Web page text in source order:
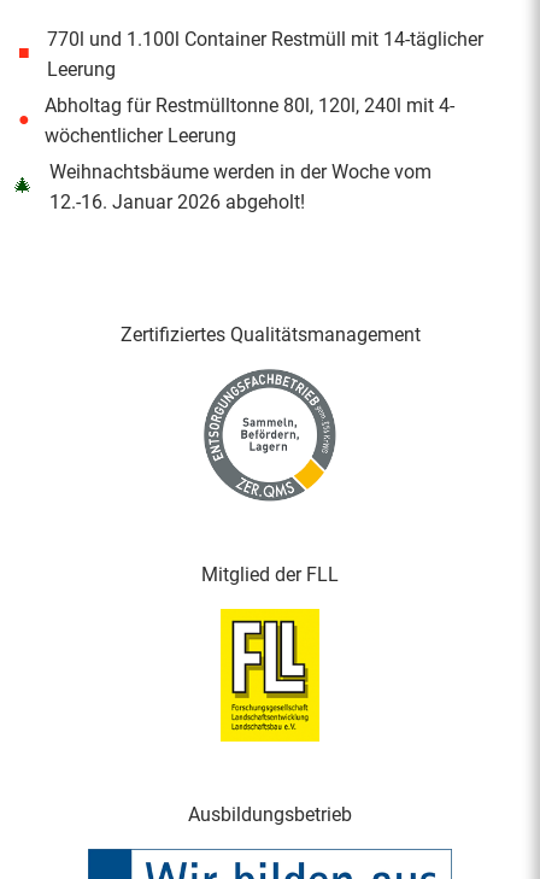
■
770l und 1.100l Container Restmüll mit 14-täglicher
Leerung
●
Abholtag für Restmülltonne 80l, 120l, 240l mit 4-
wöchentlicher Leerung
🎄
Weihnachtsbäume werden in der Woche vom
12.-16. Januar 2026 abgeholt!
Zertifiziertes Qualitäts­management
Mitglied der FLL
Ausbildungsbetrieb